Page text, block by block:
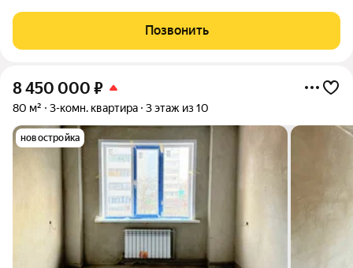
Позвонить
8 450 000 ₽
80 м² 3-комн. квартира 3 этаж из 10
новостройка